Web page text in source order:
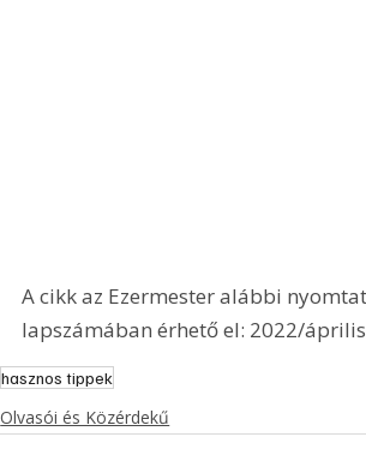
A cikk az Ezermester alábbi
lapszámában érhető el: 2022/
hasznos tippek
Olvasói és Közérdekű